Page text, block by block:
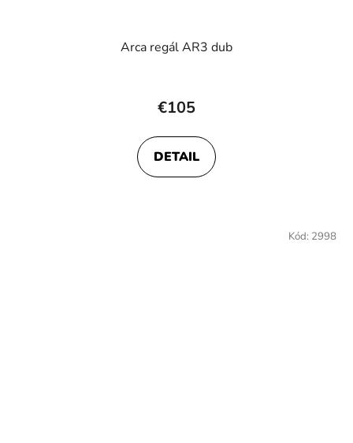
Arca regál AR3 dub
€105
DETAIL
Kód: 2998